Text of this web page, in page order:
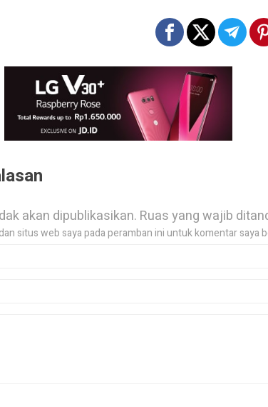
akan dipublikasikan. Ruas yang wajib
situs web saya pada peramban ini untuk komentar saya